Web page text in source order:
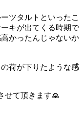
ツタルトといったこ
キが出てくる時期で
かったんじゃないか
荷が下りたような感
せて頂きます🙏